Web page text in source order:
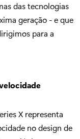
das tecnologias
geração - e que
para a
X representa
no design de